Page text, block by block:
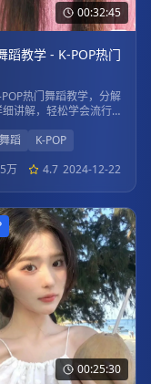
00:32:45
蹈教学 - K-POP热门
热门舞蹈教学，分解
讲解，轻松学会流行
蹈
K-POP
万
4.7 2024-12-22
00:25:30